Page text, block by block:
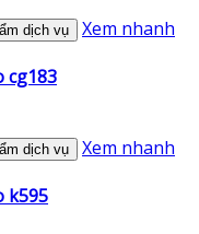
dịch vụ Xem nhanh
cg183
dịch vụ Xem nhanh
k595